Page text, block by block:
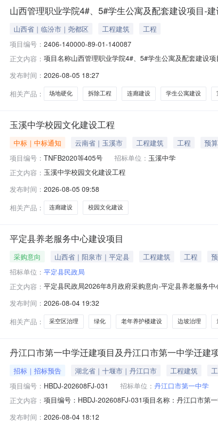
山西管理职业学院4#、5#学生公寓及配套建设项目-
山西省｜临汾市｜尧都区 工程建筑
工程
项目编号： 2406-140000-89-01-140087
正文内容： 项目名称山西管理职业学院4#、5#学生公寓及配套建设
理职业学院受理部门临汾市住房和城乡建设局建设规模
发布时间： 2026-08-05 18:27
相关产品：
场地硬化 拆除工程 连廊建设 学生公寓建设
玉溪中学校园文化建设工程
中标｜中标通知 云南省｜玉溪市 工程建筑 工程
预
项目编号： TNFB2020等405号 招标单位： 玉溪中学
正文内容： 玉溪中学校园文化建设工程
发布时间： 2026-08-05 09:58
相关产品：
连廊建设 校园文化建设
平定县养老服务中心建设项目
采购意向 山西省｜阳泉市｜平定县 工程建筑 工程
招标单位： 平定县民政局
正文内容： 平定县民政局2026年8月政府采购意向-平定县养老服务
覆离层注浆相结合的治理方法，采空区治理面积约
容纳3
发布时间： 2026-08-04 19:32
相关产品：
采空区治理 绿化 老年养护楼建设 边坡治理
丹江口市第一中学迁建项目及丹江口市第一中学迁建
招标｜招标预告 湖北省｜十堰市｜丹江口市 工程建筑
项目编号： HBDJ-202608FJ-031 招标单位： 丹江口市第一中学
正文内容： 项目编号：HBDJ-202608FJ-031项目名称：丹江口市第
17260平方米；新建学生宿舍楼4栋(E1，E2，E3，E4)
发布时间： 2026-08-04 18:12